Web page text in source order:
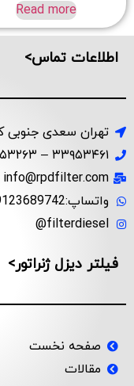
Read more
اطلاعات تماس>
تهران سعدی جنوبی
۳۳۹۵۳۴۶۱ – ۳۳۹۵۳۲۶۳
info@rpdfilter.com
واتساپ:09123689742
filterdiesel@
فیلتر دیزل ژنراتور>
صفحه نخست
مقالات